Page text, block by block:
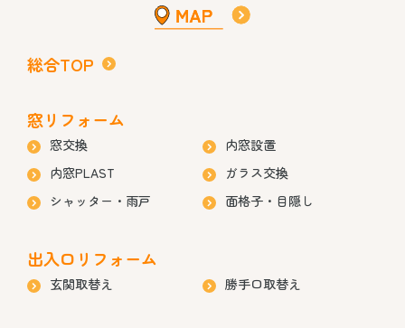
総合TOP
窓リフォーム
窓交換
内窓設置
内窓PLAST
ガラス交換
シャッター・雨戸
面格子・目隠し
出入口リフォーム
玄関取替え 勝手口取替え